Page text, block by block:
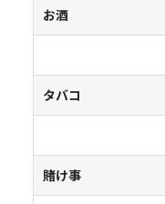
お酒
タバコ
賭け事